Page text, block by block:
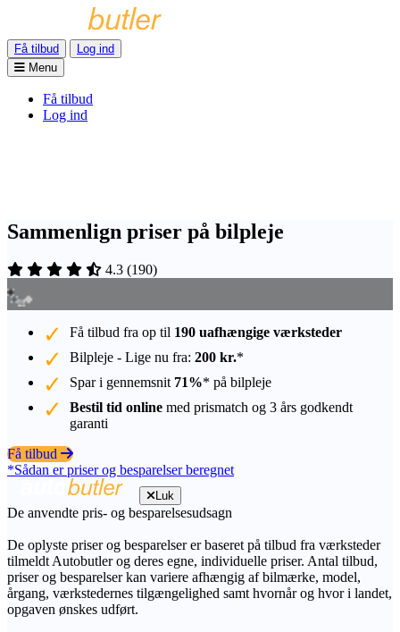
Få tilbud
Log ind
Menu
Få tilbud
Log ind
Sammenlign priser på bilpleje
4.3 (190)
Få tilbud fra op til 190 uafhængige værksteder
Bilpleje - Lige nu fra: 200 kr.*
Spar i gennemsnit 71%* på bilpleje
Bestil tid online med prismatch og 3 års godkendt
garanti
Få tilbud
*Sådan er priser og besparelser beregnet
Luk
De anvendte pris- og besparelsesudsagn
De oplyste priser og besparelser er baseret på tilbud fra værksteder
tilmeldt Autobutler og deres egne, individuelle priser. Antal tilbud,
priser og besparelser kan variere afhængig af bilmærke, model,
årgang, værkstedernes tilgængelighed samt hvornår og hvor i landet,
opgaven ønskes udført.